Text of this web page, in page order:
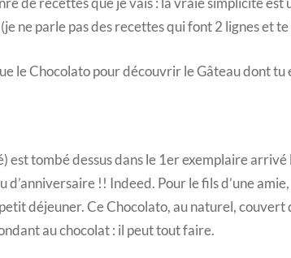
ne parle pas des recettes qui font 2 lignes et
le Chocolato pour découvrir le Gâteau dont tu
est tombé dessus dans le 1er exemplaire
d’anniversaire !! Indeed. Pour le fils d’une
déjeuner. Ce Chocolato, au naturel,
au chocolat : il peut tout faire.